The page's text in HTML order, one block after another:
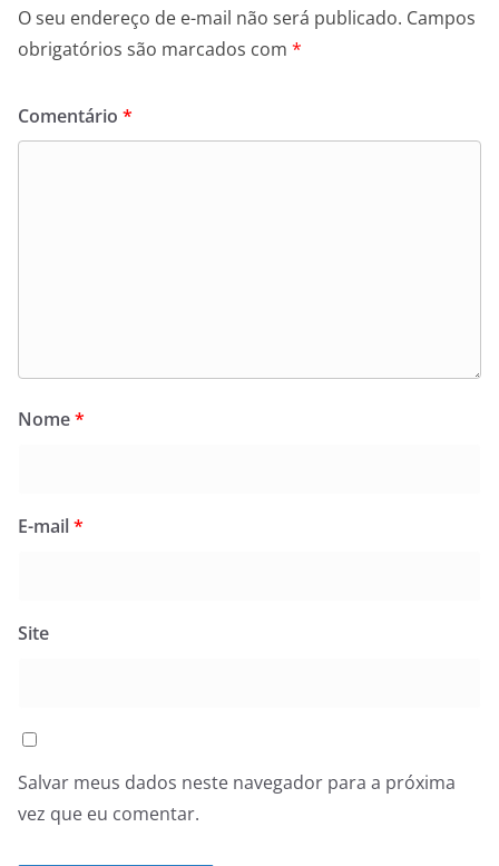
O seu endereço de e-mail não será publicado. Campos
obrigatórios são marcados com *
Comentário *
Nome*
E-mail*
Site
Salvar meus dados neste navegador para a próxima
vez que eu comentar.